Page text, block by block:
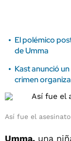
El polémico
de Umma
Kast anunció
crimen
Así fue el
Umma, una